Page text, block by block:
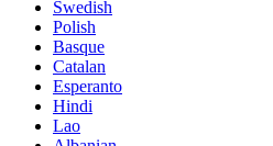
Swedish
Polish
Basque
Catalan
Esperanto
Hindi
Lao